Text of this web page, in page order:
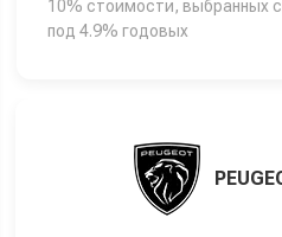
10% стоимости, выбранных
под 4.9% годовых